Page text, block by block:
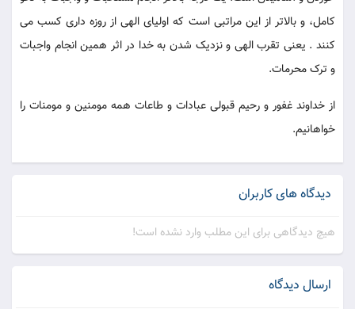
کامل، و بالاتر از این مراتبی است که اولیای الهی از روزه داری کسب می
کنند . یعنی تقرب الهی و نزدیک شدن به خدا در اثر همین انجام واجبات
و ترک محرمات.
از خداوند غفور و رحیم قبولی عبادات و طاعات همه مومنین و مومنات را
خواهانیم.
دیدگاه های کاربران
هیچ دیدگاهی برای این مطلب وارد نشده است!
ارسال دیدگاه